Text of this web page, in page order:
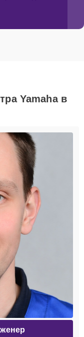
Yamaha в